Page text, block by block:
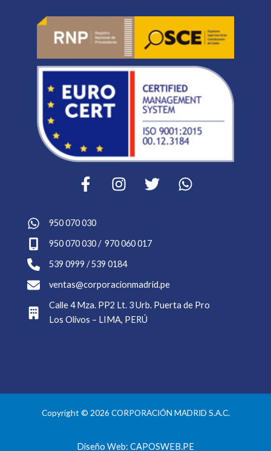
950 070 030
950 070 030 / 970 060 017
539 0999 / 539 0184
ventas@corporacionmadrid.pe
Calle 4 Mza. PP2 Lt. 3 Urb. Puerta de Pro
Los Olivos – LIMA, PERÚ
Copyright © 2026 CORPORACIÓN MADRID S.A.C.
Diseño Web: CAPOSWEB.PE